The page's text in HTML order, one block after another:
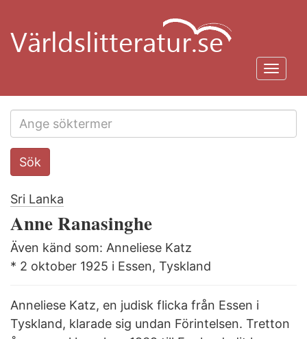
huvudinnehåll
Search
this
Sök
Sri Lanka
Anne Ranasinghe
Även känd som: Anneliese Katz
* 2 oktober 1925 i Essen, Tyskland
Anneliese Katz, en judisk flicka från Essen i
Tyskland, klarade sig undan Förintelsen. Tretton